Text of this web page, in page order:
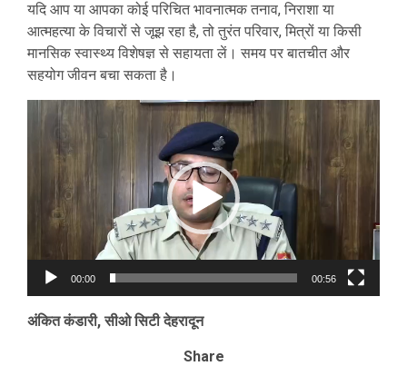
यदि आप या आपका कोई परिचित भावनात्मक तनाव, निराशा या
आत्महत्या के विचारों से जूझ रहा है, तो तुरंत परिवार, मित्रों या किसी
मानसिक स्वास्थ्य विशेषज्ञ से सहायता लें। समय पर बातचीत और
सहयोग जीवन बचा सकता है।
00:00 00:56
अंकित कंडारी, सीओ सिटी देहरादून
Share